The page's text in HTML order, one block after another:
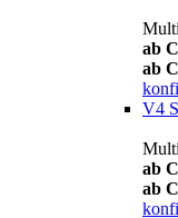
ab
ab
V4 S
ab
ab